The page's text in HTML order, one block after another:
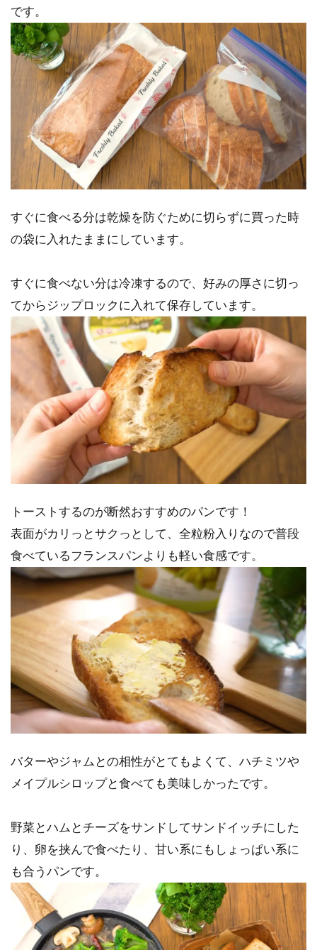
です。
すぐに食べる分は乾燥を防ぐために切らずに買った時
の袋に入れたままにしています。
すぐに食べない分は冷凍するので、好みの厚さに切っ
てからジップロックに入れて保存しています。
トーストするのが断然おすすめのパンです！
表面がカリっとサクっとして、全粒粉入りなので普段
食べているフランスパンよりも軽い食感です。
バターやジャムとの相性がとてもよくて、ハチミツや
メイプルシロップと食べても美味しかったです。
野菜とハムとチーズをサンドしてサンドイッチにした
り、卵を挟んで食べたり、甘い系にもしょっぱい系に
も合うパンです。